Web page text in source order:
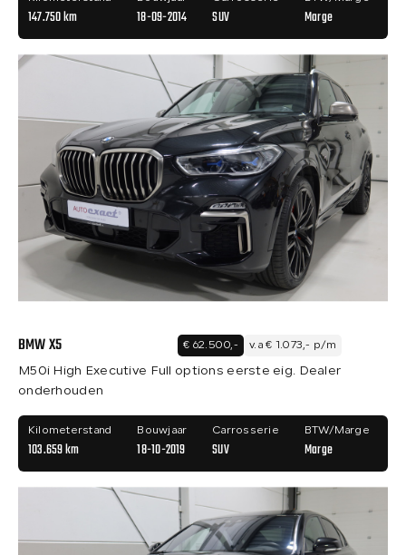
147.750 km 18-09-2014 SUV Marge
BMW X5 € 62.500,- v.a € 1.073,- p/m
M50i High Executive Full options eerste eig. Dealer
onderhouden
Kilometerstand
103.659 km
Bouwjaar
18-10-2019
Carrosserie
SUV
BTW/Marge
Marge